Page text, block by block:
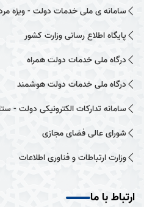
سامانه ی ملی خدمات دولت - ویژه
پایگاه اطلاع رسانی وزارت کشور
درگاه ملی خدمات دولت همراه
درگاه ملی خدمات دولت هوشمند
سامانه تدارکات الکترونیکی دولت -
شورای عالی فضای مجازی
وزارت ارتباطات و فناوری اطلاعات
ارتباط با ما